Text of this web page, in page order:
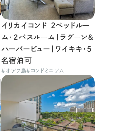
イリカイコンド 2ベッドルー
ム・2バスルーム｜ラグーン＆
ハーバービュー｜ワイキキ・5
名宿泊可
#オアフ島# コンドミニアム